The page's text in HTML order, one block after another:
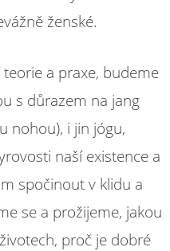
ženské.
a praxe, budeme
s důrazem na jang
nohou), i jin jógu,
naší existence a
spočinout v klidu a
se a prožijeme, jakou
proč je dobré